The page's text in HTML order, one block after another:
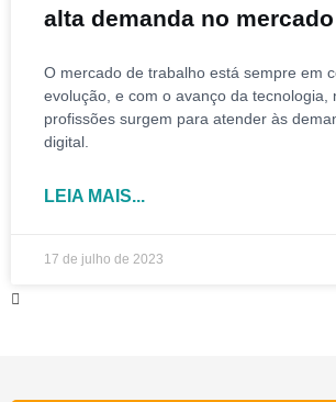
alta demanda no mercado
O mercado de trabalho está sempre em
evolução, e com o avanço da tecnologia,
profissões surgem para atender às
digital.
LEIA MAIS...
17 de julho de 2023